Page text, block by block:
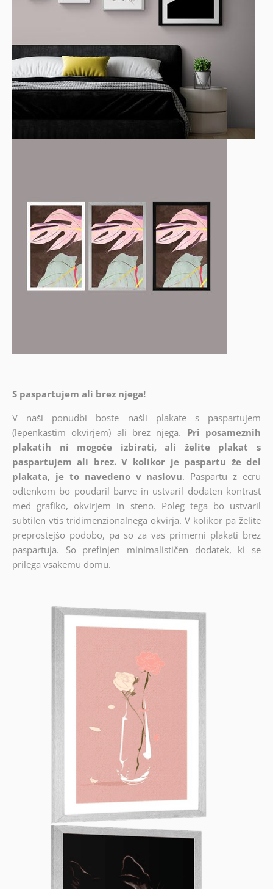
S paspartujem ali brez njega!
V naši ponudbi boste našli plakate s paspartujem
(lepenkastim okvirjem) ali brez njega. Pri posameznih
plakatih ni mogoče izbirati, ali želite plakat s
paspartujem ali brez. V kolikor je paspartu že del
plakata, je to navedeno v naslovu. Paspartu z ecru
odtenkom bo poudaril barve in ustvaril dodaten kontrast
med grafiko, okvirjem in steno. Poleg tega bo ustvaril
subtilen vtis tridimenzionalnega okvirja. V kolikor pa želite
preprostejšo podobo, pa so za vas primerni plakati brez
paspartuja. So prefinjen minimalističen dodatek, ki se
prilega vsakemu domu.